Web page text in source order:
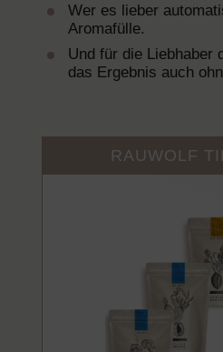
Wer es lieber
Aromafülle.
Und für die Liebhaber
das Ergebnis auch
RAUWOLF